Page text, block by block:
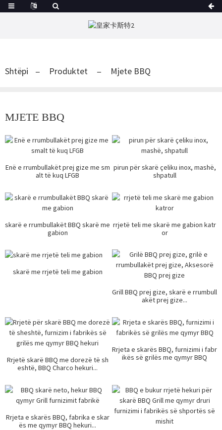
Shtëpi Produktet Mjete BBQ
MJETE BBQ
Enë e rrumbullakët prej gize me sm
alt të kuq LFGB
pirun për skarë çeliku inox, mashë,
shpatull
skarë e rrumbullakët BBQ skarë me
gabion
rrjetë teli me skarë me gabion katr
or
skarë me rrjetë teli me gabion
Grill BBQ prej gize, skarë e rrumbull
akët prej gize...
Rrjetë skarë BBQ me dorezë të sh
eshtë, BBQ Charco hekuri...
Rrjeta e skarës BBQ, furnizimi i fabr
ikës së grilës me qymyr BBQ
Rrjeta e skarës BBQ, fabrika e skar
ës me qymyr BBQ hekuri...